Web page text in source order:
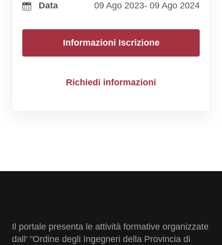
Data 09 Ago 2023- 09 Ago 2024
Informazioni Iscrizione
Richiedi informazioni
Il portale presenta le attività formative organizzate
dall' "Ordine degli Ingegneri della Provincia di